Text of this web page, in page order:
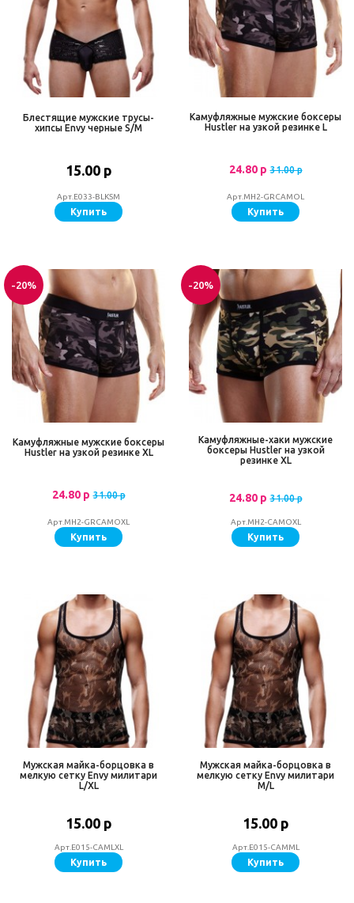
Блестящие мужские трусы-
хипсы Envy черные S/M
15.00 р
Арт.E033-BLKSM
Купить
Камуфляжные мужские боксеры
Hustler на узкой резинке L
24.80 р 31.00 р
Арт.MH2-GRCAMOL
Купить
-20%
Камуфляжные мужские боксеры
Hustler на узкой резинке XL
24.80 р 31.00 р
Арт.MH2-GRCAMOXL
Купить
-20%
Камуфляжные-хаки мужские
боксеры Hustler на узкой
резинке XL
24.80 р 31.00 р
Арт.MH2-CAMOXL
Купить
Мужская майка-борцовка в
мелкую сетку Envy милитари
L/XL
15.00 р
Арт.E015-CAMLXL
Купить
Мужская майка-борцовка в
мелкую сетку Envy милитари
M/L
15.00 р
Арт.E015-CAMML
Купить